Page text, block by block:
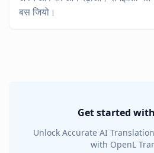
बस जियो।
Get started
Unlock Accurate AI
with OpenL